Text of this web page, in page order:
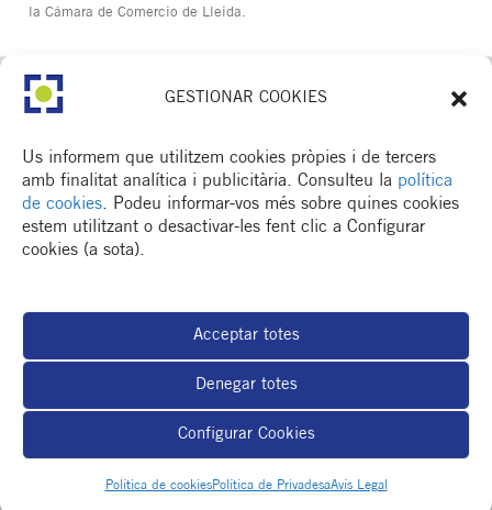
GESTIONAR COOKIES
Us informem que utilitzem cookies pròpies i de tercers
amb finalitat analítica i publicitària. Consulteu la política
de cookies. Podeu informar-vos més sobre quines cookies
estem utilitzant o desactivar-les fent clic a Configurar
cookies (a sota).
Acceptar totes
Denegar totes
Configurar Cookies
Política de cookiesPolítica de PrivadesaAvís Legal
la Cámara de Comercio de Lleida.
CONTACTA
M. 672 018 236